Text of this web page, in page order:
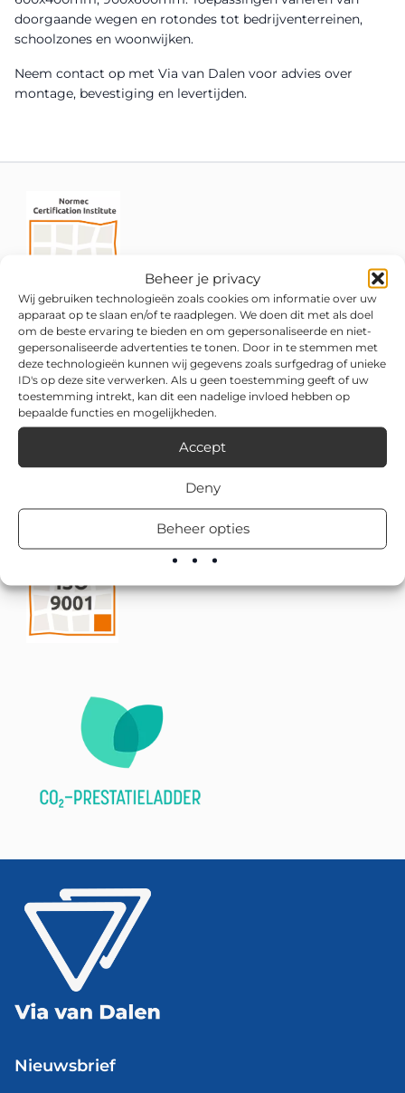
Beheer je privacy
Wij gebruiken technologieën zoals cookies om informatie over uw
apparaat op te slaan en/of te raadplegen. We doen dit met als doel
om de beste ervaring te bieden en om gepersonaliseerde en niet-
gepersonaliseerde advertenties te tonen. Door in te stemmen met
deze technologieën kunnen wij gegevens zoals surfgedrag of unieke
ID's op deze site verwerken. Als u geen toestemming geeft of uw
toestemming intrekt, kan dit een nadelige invloed hebben op
bepaalde functies en mogelijkheden.
Accept
Deny
Beheer opties
doorgaande wegen en rotondes tot bedrijventerreinen,
schoolzones en woonwijken.
Neem contact op met Via van Dalen voor advies over
montage, bevestiging en levertijden.
Nieuwsbrief